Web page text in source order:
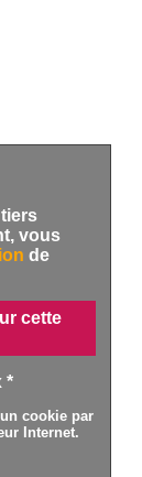
vous
de
cette
*
cookie par
Internet.